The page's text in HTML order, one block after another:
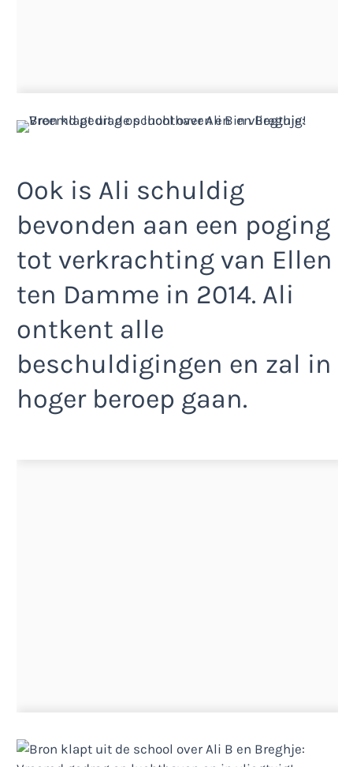
Ook is Ali schuldig
bevonden aan een poging
tot verkrachting van Ellen
ten Damme in 2014. Ali
ontkent alle
beschuldigingen en zal in
hoger beroep gaan.